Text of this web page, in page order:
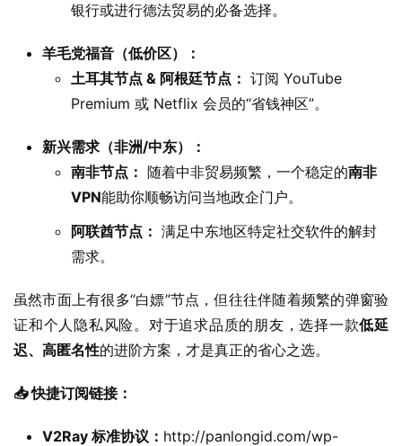
银行或进行德法贸易的必备选择。
羊毛党福音（低价区）：
土耳其节点 & 阿根廷节点： 订阅 YouTube
Premium 或 Netflix 会员的“省钱神区”。
新兴需求（非洲/中东）：
南非节点： 随着中非贸易频繁，一个稳定的南非
VPN能助你顺畅访问当地政企门户。
阿联酋节点： 满足中东地区特定社交软件的解封
需求。
虽然市面上有很多“白嫖”节点，但往往伴随着频繁的弹窗验
证和个人隐私风险。对于追求品质的朋友，选择一款低延
迟、高匿名性的进阶方案，才是真正的省心之选。
📥 快捷订阅链接：
V2Ray 标准协议： http://panlongid.com/wp-